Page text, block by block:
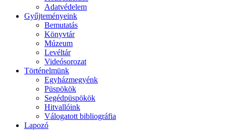
Adatvédelem
Gyűjteményeink
Bemutatás
Könyvtár
Múzeum
Levéltár
Videósorozat
Történelmünk
Egyházmegyénk
Püspökök
Segédpüspökök
Hitvallóink
Válogatott bibliográfia
Lapozó